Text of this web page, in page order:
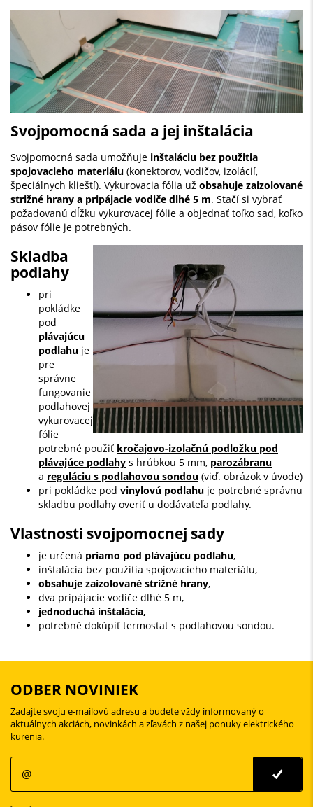
Svojpomocná sada a jej inštalácia
Svojpomocná sada umožňuje inštaláciu bez použitia
spojovacieho materiálu (konektorov, vodičov, izolácií,
špeciálnych klieští). Vykurovacia fólia už obsahuje zaizolované
strižné hrany a pripájacie vodiče dlhé 5 m. Stačí si vybrať
požadovanú dĺžku vykurovacej fólie a objednať toľko sad, koľko
pásov fólie je potrebných.
Skladba
podlahy
pri
pokládke
pod
plávajúcu
podlahu je
pre
správne
fungovanie
podlahovej
vykurovacej
fólie
potrebné použiť kročajovo-izolačnú podložku pod
plávajúce podlahy s hrúbkou 5 mm, parozábranu
a reguláciu s podlahovou sondou (viď. obrázok v úvode)
pri pokládke pod vinylovú podlahu je potrebné správnu
skladbu podlahy overiť u dodávateľa podlahy.
Vlastnosti svojpomocnej sady
je určená priamo pod plávajúcu podlahu,
inštalácia bez použitia spojovacieho materiálu,
obsahuje zaizolované strižné hrany,
dva pripájacie vodiče dlhé 5 m,
jednoduchá inštalácia,
potrebné dokúpiť termostat s podlahovou sondou.
ODBER NOVINIEK
Zadajte svoju e-mailovú adresu a budete vždy informovaný o
aktuálnych akciách, novinkách a zľavách z našej ponuky elektrického
kurenia.